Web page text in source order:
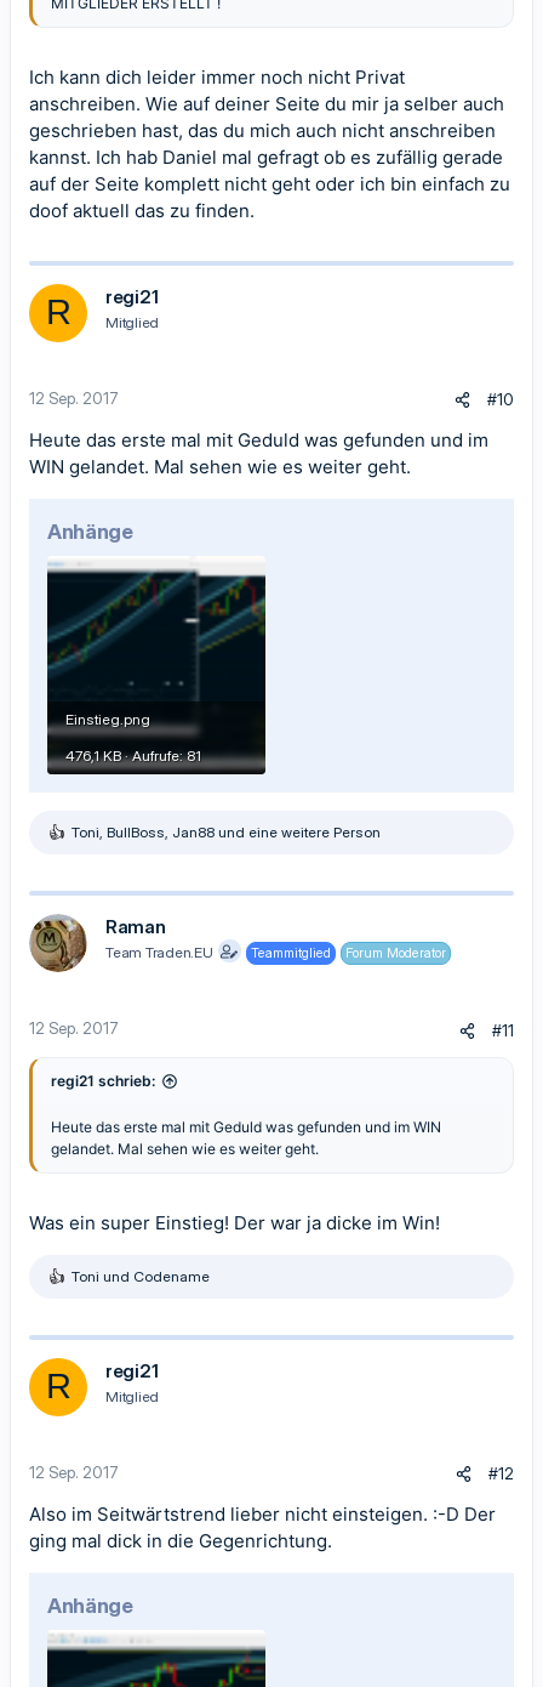
Ich kann dich leider immer noch nicht Privat
anschreiben. Wie auf deiner Seite du mir ja selber auch
geschrieben hast, das du mich auch nicht anschreiben
kannst. Ich hab Daniel mal gefragt ob es zufällig gerade
auf der Seite komplett nicht geht oder ich bin einfach zu
doof aktuell das zu finden.
R regi21
Mitglied
12 Sep. 2017 #10
Heute das erste mal mit Geduld was gefunden und im
WIN gelandet. Mal sehen wie es weiter geht.
Anhänge
Einstieg.png
476,1 KB · Aufrufe: 81
R
k
t
i
o
n
Toni, BullBoss, Jan88 und eine weitere Person
Raman
Team Traden.EU Teammitglied Forum Moderator
12 Sep. 2017 #11
regi21 schrieb:
Heute das erste mal mit Geduld was gefunden und im WIN
gelandet. Mal sehen wie es weiter geht.
Was ein super Einstieg! Der war ja dicke im Win!
R
k
t
o
n
Toni und Codename
R regi21
Mitglied
12 Sep. 2017 #12
Also im Seitwärtstrend lieber nicht einsteigen. :-D Der
ging mal dick in die Gegenrichtung.
Anhänge